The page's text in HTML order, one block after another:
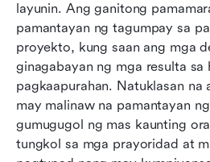
layunin. Ang ganitong
pamantayan ng tagumpay sa
proyekto, kung saan ang mga
ginagabayan ng mga resulta sa
pagkaapurahan. Natuklasan na
may malinaw na pamantayan
gumugugol ng mas kaunting
tungkol sa mga prayoridad at